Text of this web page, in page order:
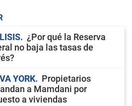
¿Por qué la Reserva
no baja las tasas de
YORK
Propietarios
a Mamdani por
a viviendas